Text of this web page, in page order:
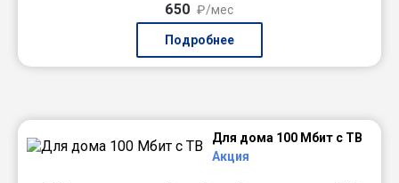
650 ₽/мес
Подробнее
Для дома 100 Мбит с ТВ
Акция